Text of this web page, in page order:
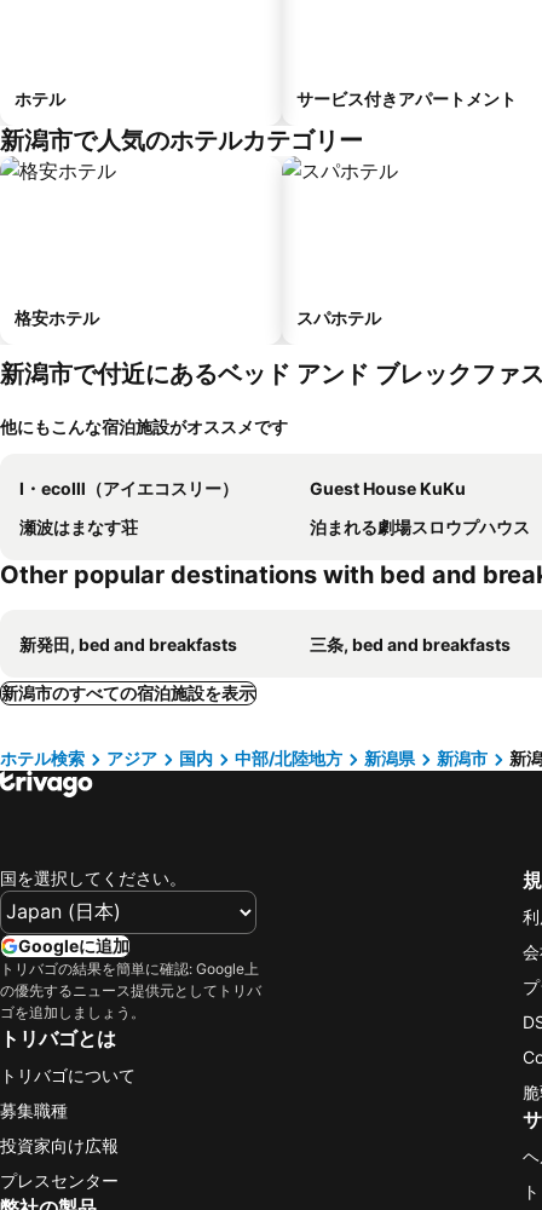
ホテル サービス付きアパートメント
新潟市で人気のホテルカテゴリー
格安ホテル スパホテル
新潟市で付近にあるベッド アンド ブレックファ
他にもこんな宿泊施設がオススメです
I・ecoⅢ（アイエコスリー）
Guest House KuKu
瀬波はまなす荘
泊まれる劇場スロウプハウス
Other popular destinations with bed and
新発田, bed and breakfasts 三条, bed and breakfasts
新潟市のすべての宿泊施設を表示
ホテル検索 アジア 国内 中部/北陸地方 新潟県 新潟市 新
国を選択してください。
Googleに追加
トリバゴの結果を簡単に確認: Google上
の優先するニュース提供元としてトリバ
ゴを追加しましょう。
トリバゴとは
トリバゴについて
募集職種
投資家向け広報
プレスセンター